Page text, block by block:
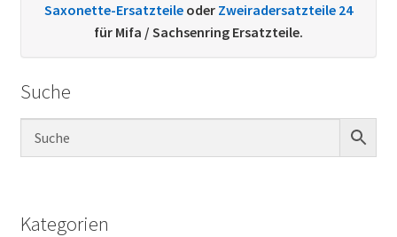
Kontakt
Saxonette-Ersatzteile oder Zweiradersatzteile 24
für Mifa / Sachsenring Ersatzteile.
Suche
Kategorien